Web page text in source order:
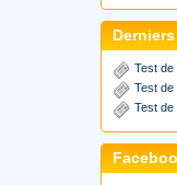
Test
Test de
Test de